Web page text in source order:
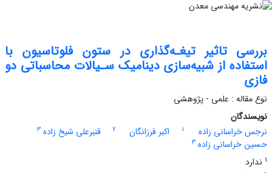
بررسی تاثیر تیغـه‌گذاری در ستون فلوتاسیون با
استفاده از شبیه‌سازی دینامیک سـیالات محاسباتی دو
فازی
نوع مقاله : علمی - پژوهشی
نویسندگان
نرجس خراسانی زاده
1 اکبر فرزانگان 2 قنبرعلی شیخ زاده 3
حسین خراسانی زاده 3
1 ندارد